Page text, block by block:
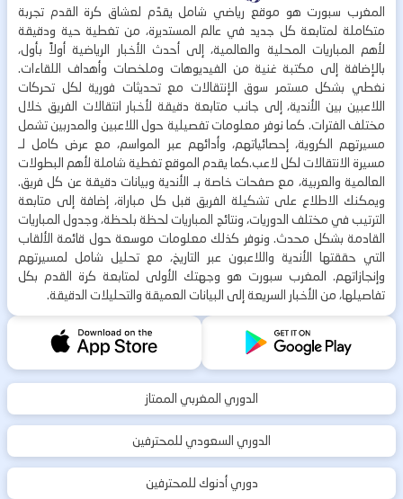
المغرب سبورت هو موقع رياضي شامل يقدّم لعشاق كرة القدم تجربة
متكاملة لمتابعة كل جديد في عالم المستديرة، من تغطية حية ودقيقة
لأهم المباريات المحلية والعالمية، إلى أحدث الأخبار الرياضية أولاً بأول،
بالإضافة إلى مكتبة غنية من الفيديوهات وملخصات وأهداف اللقاءات.
نغطي بشكل مستمر سوق الإنتقالات مع تحديثات فورية لكل تحركات
اللاعبين بين الأندية، إلى جانب متابعة دقيقة لأخبار انتقالات الفريق خلال
مختلف الفترات. كما نوفر معلومات تفصيلية حول اللاعبين والمدربين تشمل
مسيرتهم الكروية، إحصائياتهم، وأدائهم عبر المواسم، مع عرض كامل لـ
مسيرة الانتقالات لكل لاعب.كما يقدم الموقع تغطية شاملة لأهم البطولات
العالمية والعربية، مع صفحات خاصة بـ الأندية وبيانات دقيقة عن كل فريق.
ويمكنك الاطلاع على تشكيلة الفريق قبل كل مباراة، إضافة إلى متابعة
الترتيب في مختلف الدوريات، ونتائج المباريات لحظة بلحظة، وجدول المباريات
القادمة بشكل محدث. ونوفر كذلك معلومات موسعة حول قائمة الألقاب
التي حققتها الأندية واللاعبون عبر التاريخ، مع تحليل شامل لمسيرتهم
وإنجازاتهم. المغرب سبورت هو وجهتك الأولى لمتابعة كرة القدم بكل
تفاصيلها، من الأخبار السريعة إلى البيانات العميقة والتحليلات الدقيقة.
الدوري المغربي الممتاز
الدوري السعودي للمحترفين
دوري أدنوك للمحترفين